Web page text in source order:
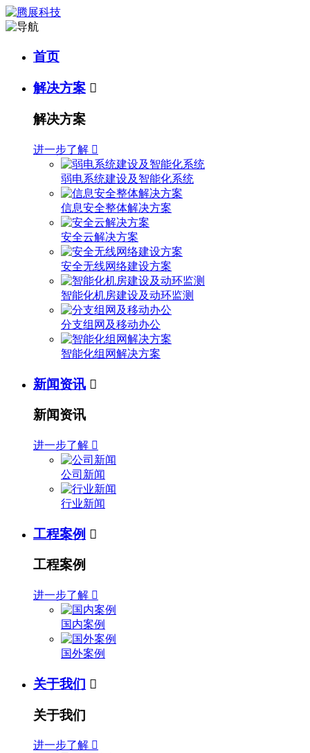
首页
解决方案 
解决方案
进一步了解 
弱电系统建设及智能化系统
信息安全整体解决方案
安全云解决方案
安全无线网络建设方案
智能化机房建设及动环监测
分支组网及移动办公
智能化组网解决方案
新闻资讯 
新闻资讯
进一步了解 
公司新闻
行业新闻
工程案例 
工程案例
进一步了解 
国内案例
国外案例
关于我们 
关于我们
进一步了解 